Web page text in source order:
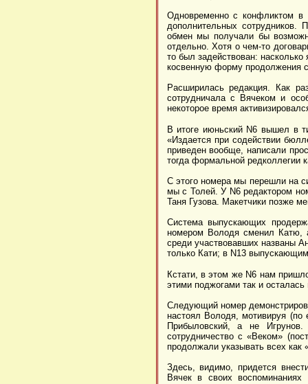
Одновременно с конфликтом
дополнительных сотрудников.
обмен мы получали бы
отдельно. Хотя о чем-то
то был задействован:
косвенную форму продолжения
Расширилась редакция. Как
сотрудничала с Вячеком и
некоторое время
В итоге июньский N6 вышел в
«Издается при содействии
приведен вообще, написали
тогда формальной редколлегии
С этого номера мы перешли на
мы с Толей. У N6 редактором
Таня Гузова. Макетчики позже
Система выпускающих
номером Володя сменил Катю,
среди участвовавших названы
только Кати; в N13
Кстати, в этом же N6 нам
этими поджогами так и
Следующий номер
настоял Володя, мотивируя
Прибыловский, а не
сотрудничество с «Веком»
продолжали указывать всех как
Здесь, видимо, придется
Вячек в своих